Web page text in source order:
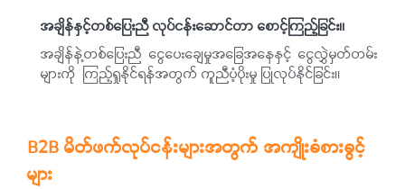
အချိန်နှင့်တစ်ပြေးညီ လုပ်ငန်းဆောင်တာ စောင့်ကြည့်ခြင်း။
အချိန်နဲ့တစ်ပြေးညီ ငွေပေးချေမှုအခြေအနေနှင့် ငွေလွှဲမှတ်တမ်း
များကို ကြည့်ရှုနိုင်ရန်အတွက် ကူညီပံ့ပိုးမှု ပြုလုပ်နိုင်ခြင်း။
B2B မိတ်ဖက်လုပ်ငန်းများအတွက် အကျိုးခံစားခွင့်
များ